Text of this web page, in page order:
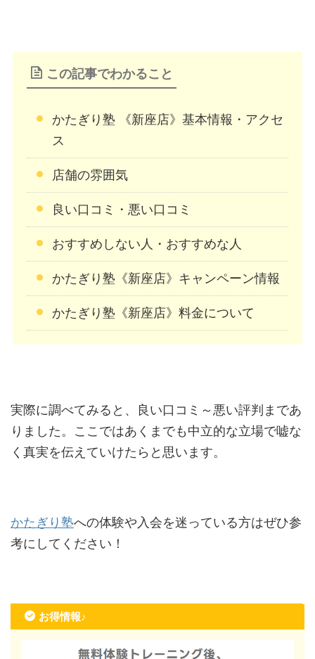
この記事でわかること
かたぎり塾 《新座店》基本情報・アクセ
ス
店舗の雰囲気
良い口コミ・悪い口コミ
おすすめしない人・おすすめな人
かたぎり塾《新座店》キャンペーン情報
かたぎり塾《新座店》料金について
実際に調べてみると、良い口コミ～悪い評判まであ
りました。ここではあくまでも中立的な立場で嘘な
く真実を伝えていけたらと思います。
かたぎり塾への体験や入会を迷っている方はぜひ参
考にしてください！
お得情報♪